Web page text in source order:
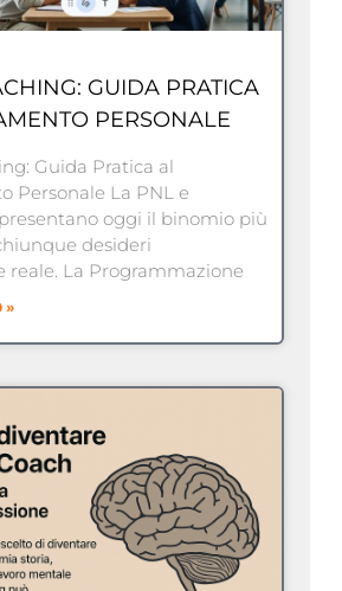
GUIDA PRATICA
PERSONALE
Guida Pratica al
Personale La PNL e
oggi il binomio più
desideri
reale. La Programmazione
»